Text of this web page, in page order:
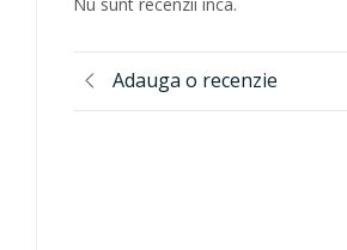
Adauga o recenzie